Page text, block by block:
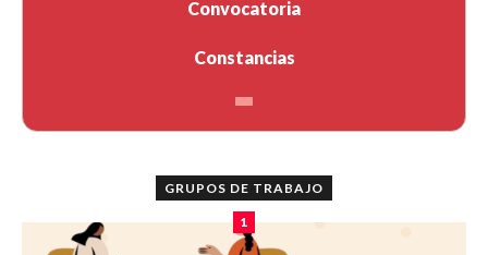
Convocatoria
Constancias
GRUPOS DE TRABAJO
1